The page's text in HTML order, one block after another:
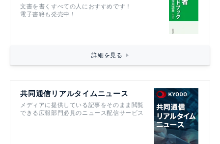
文書を書くすべての人におすすめです！
電子書籍も発売中！
詳細を見る
共同通信リアルタイムニュース
メディアに提供している記事をそのまま閲覧
できる広報部門必見のニュース配信サービス